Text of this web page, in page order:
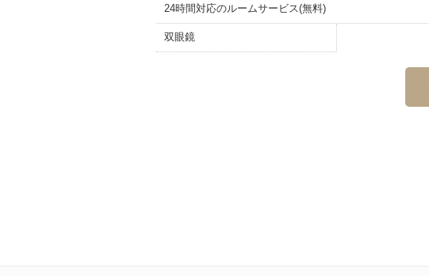
24時間対応のルームサービス(無料)
双眼鏡